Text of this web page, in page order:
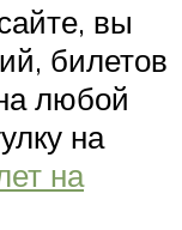
вы
билетов
любой
на
на